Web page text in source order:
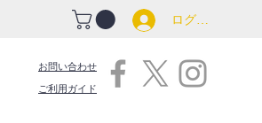
ログイン
お問い合わせ
ご利用ガイド